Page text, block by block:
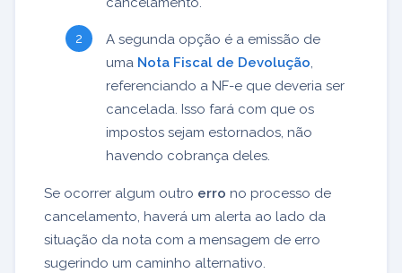
A segunda opção é a emissão de
uma Nota Fiscal de Devolução
referenciando a NF-e que deveria ser
cancelada. Isso fará com que os
impostos sejam estornados, não
havendo cobrança deles.
Se ocorrer algum outro erro no processo de
cancelamento, haverá um alerta ao lado da
situação da nota com a mensagem de erro
sugerindo um caminho alternativo.